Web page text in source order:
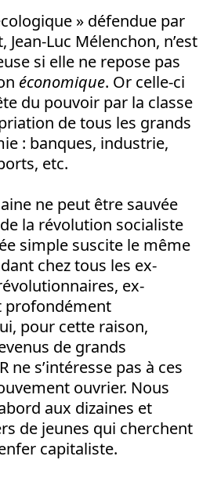
» défendue par
Jean-Luc Mélenchon, n’est
si elle ne repose pas
économique. Or celle-ci
du pouvoir par la classe
de tous les grands
: banques, industrie,
etc.
ne peut être sauvée
la révolution socialiste
simple suscite le même
chez tous les ex-
ex-
profondément
pour cette raison,
de grands
ne s’intéresse pas à ces
ouvrier. Nous
aux dizaines et
de jeunes qui cherchent
capitaliste.